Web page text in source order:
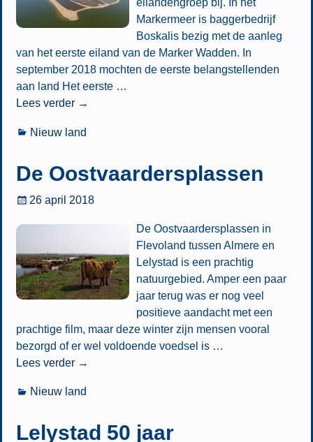
eilandengroep bij. In het
Markermeer is baggerbedrijf
Boskalis bezig met de aanleg
van het eerste eiland van de Marker Wadden. In
september 2018 mochten de eerste belangstellenden
aan land Het eerste …
Lees verder →
Nieuw land
De Oostvaardersplassen
26 april 2018
De Oostvaardersplassen in
Flevoland tussen Almere en
Lelystad is een prachtig
natuurgebied. Amper een paar
jaar terug was er nog veel
positieve aandacht met een
prachtige film, maar deze winter zijn mensen vooral
bezorgd of er wel voldoende voedsel is …
Lees verder →
Nieuw land
Lelystad 50 jaar